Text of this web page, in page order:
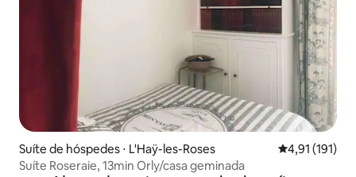
Suíte de hóspedes ⋅ L'Haÿ-les-Roses 4,91 de uma
4,91 (191)
Suíte Roseraie, 13min Orly/casa geminada